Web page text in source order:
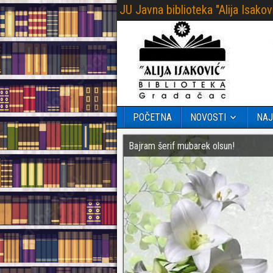
JU Javna biblioteka "Alija
POČETNA NOVOSTI
Bajram šerif mubarek olsun!
Završeni Kikićevi susreti 2026